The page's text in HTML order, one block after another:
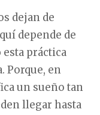
dejan de
depende de
práctica
Porque, en
un sueño tan
llegar hasta